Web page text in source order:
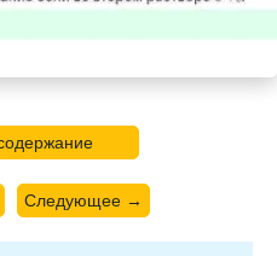
Следующее →